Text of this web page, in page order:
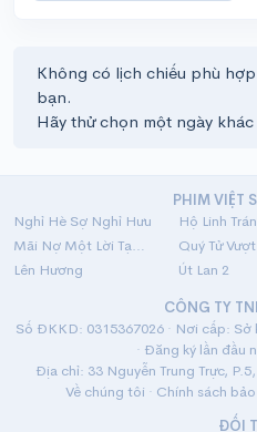
Không có lịch chiếu phù
bạn.
Hãy thử chọn một ngày
PHIM VIỆT
Nghỉ Hè Sợ Nghỉ Hưu
Mãi Nợ Một Lời Tạm Biệt
Quý Tử
Lên Hương
Út Lan 2
CÔNG TY
Số ĐKKD: 0315367026 · Nơi cấp:
· Đăng ký lần đầu
Địa chỉ: 33 Nguyễn Trung Trực,
Về chúng tôi · Chính sách
ĐỐI